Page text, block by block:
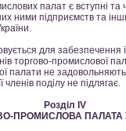
палат є вступні та
ними підприємств та
для забезпечення
торгово-промислової
палати не
поділу не підлягає.
Розділ IV
ПРОМИСЛОВА ПАЛАТА